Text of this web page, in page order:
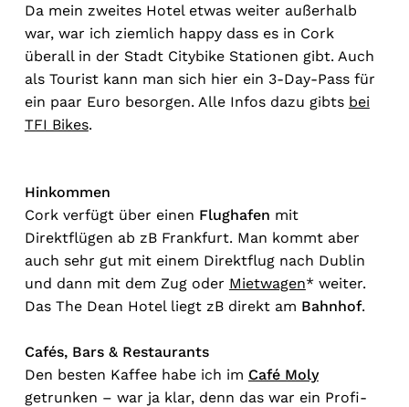
Da mein zweites Hotel etwas weiter außerhalb
war, war ich ziemlich happy dass es in Cork
überall in der Stadt Citybike Stationen gibt. Auch
als Tourist kann man sich hier ein 3-Day-Pass für
ein paar Euro besorgen. Alle Infos dazu gibts bei
TFI Bikes.
Hinkommen
Cork verfügt über einen Flughafen mit
Direktflügen ab zB Frankfurt. Man kommt aber
auch sehr gut mit einem Direktflug nach Dublin
und dann mit dem Zug oder Mietwagen* weiter.
Das The Dean Hotel liegt zB direkt am Bahnhof.
Cafés, Bars & Restaurants
Den besten Kaffee habe ich im Café Moly
getrunken – war ja klar, denn das war ein Profi-